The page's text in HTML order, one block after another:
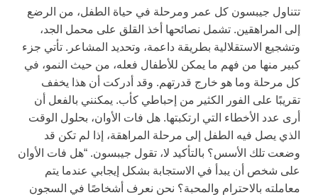
تتناول جيبسون كل عمر ومرحلة في حياة الطفل، من الرضع
إلى المراهقين. تشمل نصائحها أخذ القلق على محمل الجد،
وتشجيع الاستقلالية بطريقة داعمة، وتحديد المشاعر. تأتي جزء
كبير منها من فهم ما يمكن للأطفال فعله، من حيث النمو، في
كل مرحلة وما هو خارج قدرتهم. وقد أدركت أن هذا يخفف
تقريبًا على الفور الكثير من إحباطي كأب. يمكنني بالفعل أن
أرى عدد الأخطاء التي ارتكبتها. هل فات الأوان، بحلول الوقت
الذي يصل فيه الطفل إلى مرحلة المراهقة، إذا لم تكن قد
وضعت تلك الأسس؟ بالتأكيد لا، تقول جيبسون. “هل فات الأوان
على شخص أن يبدأ في الاستجابة بشكل إيجابي عندما يتم
معاملته بالاحترام والمحبة؟ نحن نعرف أشخاصًا في السجون